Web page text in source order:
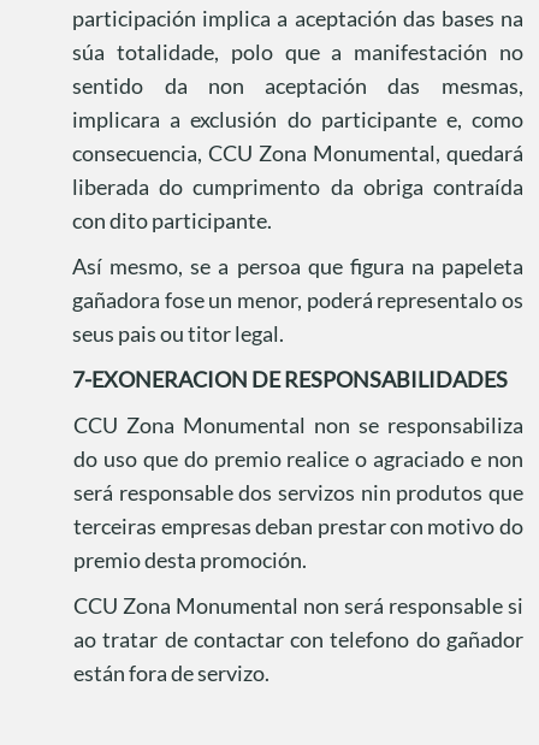
participación implica a aceptación das bases na
súa totalidade, polo que a manifestación no
sentido da non aceptación das mesmas,
implicara a exclusión do participante e, como
consecuencia, CCU Zona Monumental, quedará
liberada do cumprimento da obriga contraída
con dito participante.
Así mesmo, se a persoa que figura na papeleta
gañadora fose un menor, poderá representalo os
seus pais ou titor legal.
7-EXONERACION DE RESPONSABILIDADES
CCU Zona Monumental non se responsabiliza
do uso que do premio realice o agraciado e non
será responsable dos servizos nin produtos que
terceiras empresas deban prestar con motivo do
premio desta promoción.
CCU Zona Monumental non será responsable si
ao tratar de contactar con telefono do gañador
están fora de servizo.